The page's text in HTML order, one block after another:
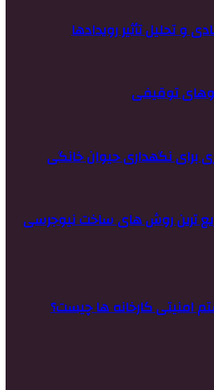
و تحلیل تأثیر رویدادها
توقیفی
ترین روش های ساخت نیوجرسی
امنیتی کارخانه ها چیست؟